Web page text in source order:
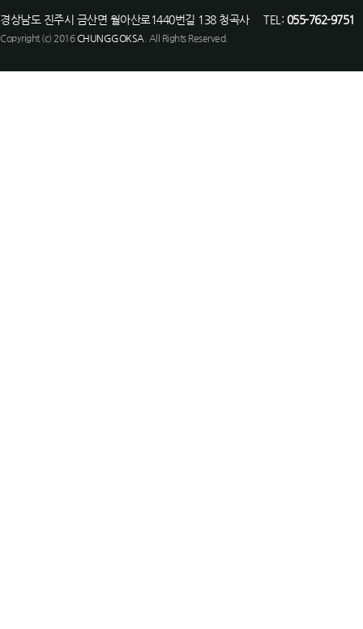
경상남도 진주시 금산면 월아산로1440번길 138 청곡사 TEL: 055-762-9751
Copyright (c) 2016CHUNGGOKSA . All Rights Reserved.